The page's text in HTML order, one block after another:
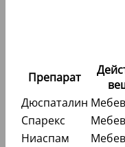
Препарат
Дюспаталин
Спарекс
Ниаспам